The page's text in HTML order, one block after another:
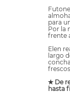
para
Por la
frente
Elen
largo
✭ De
hasta